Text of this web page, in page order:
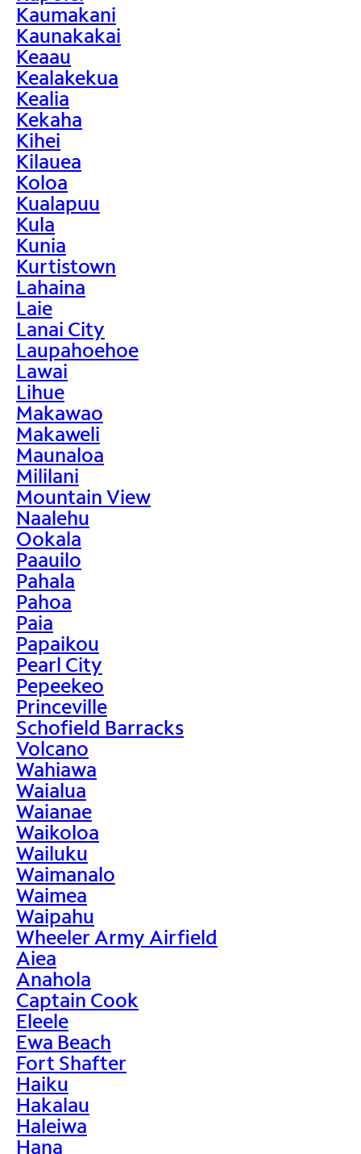
Kaumakani
Kaunakakai
Keaau
Kealakekua
Kealia
Kekaha
Kihei
Kilauea
Koloa
Kualapuu
Kula
Kunia
Kurtistown
Lahaina
Laie
Lanai City
Laupahoehoe
Lawai
Lihue
Makawao
Makaweli
Maunaloa
Mililani
Mountain View
Naalehu
Ookala
Paauilo
Pahala
Pahoa
Paia
Papaikou
Pearl City
Pepeekeo
Princeville
Schofield Barracks
Volcano
Wahiawa
Waialua
Waianae
Waikoloa
Wailuku
Waimanalo
Waimea
Waipahu
Wheeler Army Airfield
Aiea
Anahola
Captain Cook
Eleele
Ewa Beach
Fort Shafter
Haiku
Hakalau
Haleiwa
Hana